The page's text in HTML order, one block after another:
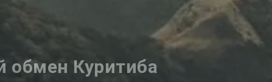
обмен Куритиба